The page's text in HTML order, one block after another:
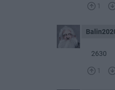
1
2630
1